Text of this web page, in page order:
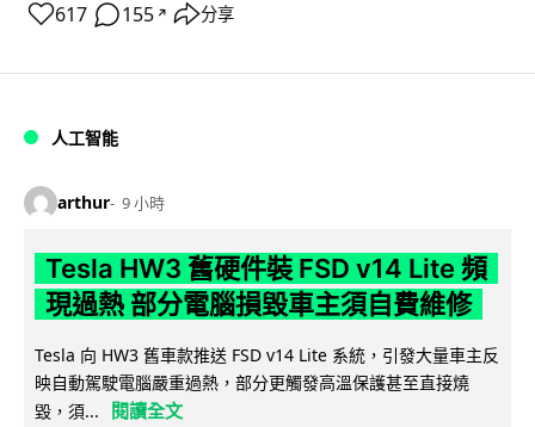
617 155 ↗ 分享
人工智能
arthur 9 小時
Tesla HW3 舊硬件裝 FSD v14 Lite 頻
現過熱 部分電腦損毀車主須自費維修
Tesla 向 HW3 舊車款推送 FSD v14 Lite 系統，引發大量車主反
映自動駕駛電腦嚴重過熱，部分更觸發高溫保護甚至直接燒
毀，須...
閱讀全文